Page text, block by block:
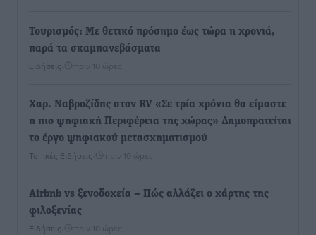
Τουρισμός: Με θετικό πρόσημο έως τώρα η χρονιά,
παρά τα σκαμπανεβάσματα
Ειδήσεις πριν 10 ώρες
Χαρ. Ναβροζίδης στον RV «Σε τρία χρόνια θα είμαστε
η πιο ψηφιακή Περιφέρεια της χώρας» Δημοπρατείται
το έργο ψηφιακού μετασχηματισμού
Τοπικές Ειδήσεις πριν 10 ώρες
Airbnb vs ξενοδοχεία – Πώς αλλάζει ο χάρτης της
φιλοξενίας
Ειδήσεις πριν 10 ώρες